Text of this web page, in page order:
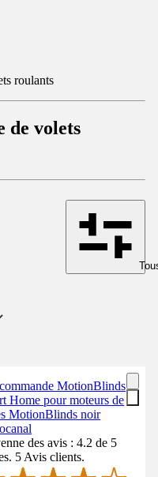
roulants
de volets
MotionBlinds
Home pour moteurs de
MotionBlinds noir
des avis : 4.2 de 5
5 Avis clients.